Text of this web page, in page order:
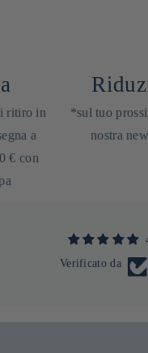
ritiro in
a
€ con
*sul tuo
nostra
Verificato da